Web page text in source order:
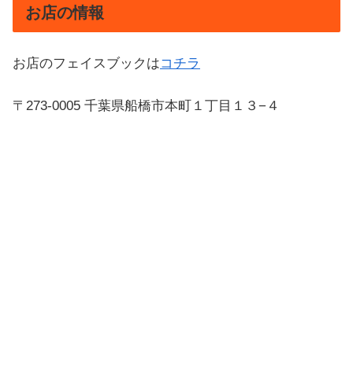
お店の情報
お店のフェイスブックはコチラ
〒273-0005 千葉県船橋市本町１丁目１３−４